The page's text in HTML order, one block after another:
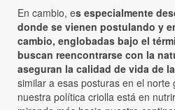
En cambio, es especialmente
donde se vienen postulando y
cambio, englobadas bajo el
buscan reencontrarse con la
aseguran la calidad de vida de
similar a esas posturas en el norte
nuestra política criolla está en